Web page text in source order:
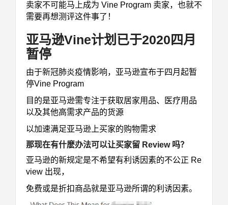
卖家不可能马上成为 Vine Program 卖家，也就不
需要再想测评这件事了！
亚马逊Vine计划已于2020四月
暂停
由于新冠肺炎疫情影响，亚马逊宣布于四月起暂
停Vine Program
目的是亚马逊需专注于获取居家用品、医疗用品
以及其他高需求产品的货源
以加速满足亚马逊上买家的购物需求
那现在有什麽办法可以让买家留 Review 吗？
亚马逊的新规定是不希望有利诱因素的不公正 Re
view 出现，
免费或是折扣商品就是亚马逊所谓的利诱因素。